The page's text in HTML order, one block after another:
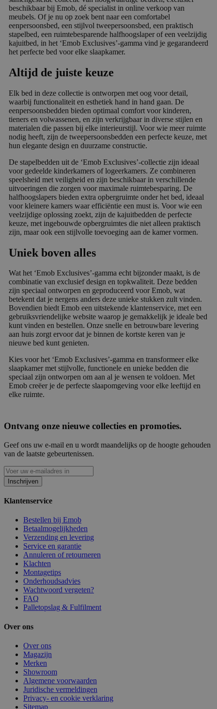
beschikbaar bij Emob, dé specialist in online verkoop van
meubels. Of je nu op zoek bent naar een comfortabel
eenpersoonsbed, een stijlvol tweepersoonsbed, een praktisch
stapelbed, een ruimtebesparende halfhoogslaper of een veelzijdig
kajuitbed, in het ‘Emob Exclusives’-gamma vind je gegarandeerd
het perfecte bed voor elke slaapkamer.
Altijd de juiste keuze
Elk bed in deze collectie is ontworpen met oog voor detail,
waarbij functionaliteit en esthetiek hand in hand gaan. De
eenpersoonsbedden bieden optimaal comfort voor kinderen,
tieners en volwassenen, en zijn verkrijgbaar in diverse stijlen en
materialen die passen bij elke interieurstijl. Voor wie meer ruimte
nodig heeft, zijn de tweepersoonsbedden een perfecte keuze, met
hun elegante design en duurzame constructie.
De stapelbedden uit de ‘Emob Exclusives’-collectie zijn ideaal
voor gedeelde kinderkamers of logeerkamers. Ze combineren
speelsheid met veiligheid en zijn beschikbaar in verschillende
uitvoeringen die zorgen voor maximale ruimtebesparing. De
halfhoogslapers bieden extra opbergruimte onder het bed, ideaal
voor kleinere kamers waar efficiëntie een must is. Voor wie een
veelzijdige oplossing zoekt, zijn de kajuitbedden de perfecte
keuze, met ingebouwde opbergruimtes die niet alleen praktisch
zijn, maar ook een stijlvolle toevoeging aan de kamer vormen.
Uniek boven alles
Wat het ‘Emob Exclusives’-gamma echt bijzonder maakt, is de
combinatie van exclusief design en topkwaliteit. Deze bedden
zijn speciaal ontworpen en geproduceerd voor Emob, wat
betekent dat je nergens anders deze unieke stukken zult vinden.
Bovendien biedt Emob een uitstekende klantenservice, met een
gebruiksvriendelijke website waarop je gemakkelijk je ideale bed
kunt vinden en bestellen. Onze snelle en betrouwbare levering
aan huis zorgt ervoor dat je binnen de kortste keren van je
nieuwe bed kunt genieten.
Kies voor het ‘Emob Exclusives’-gamma en transformeer elke
slaapkamer met stijlvolle, functionele en unieke bedden die
speciaal zijn ontworpen om aan al je wensen te voldoen. Met
Emob creëer je de perfecte slaapomgeving voor elke leeftijd en
elke ruimte.
Ontvang onze nieuwe collecties en promoties.
Geef ons uw e-mail en u wordt maandelijks op de hoogte gehouden
van de laatste gebeurtenissen.
Inschrijven
Klantenservice
Bestellen bij Emob
Betaalmogelijkheden
Verzending en levering
Service en garantie
Annuleren of retourneren
Klachten
Montagetips
Onderhoudsadvies
Wachtwoord vergeten?
FAQ
Palletopslag & Fulfilment
Over ons
Over ons
Magazijn
Merken
Showroom
Algemene voorwaarden
Juridische vermeldingen
Privacy- en cookie verklaring
Sitemap